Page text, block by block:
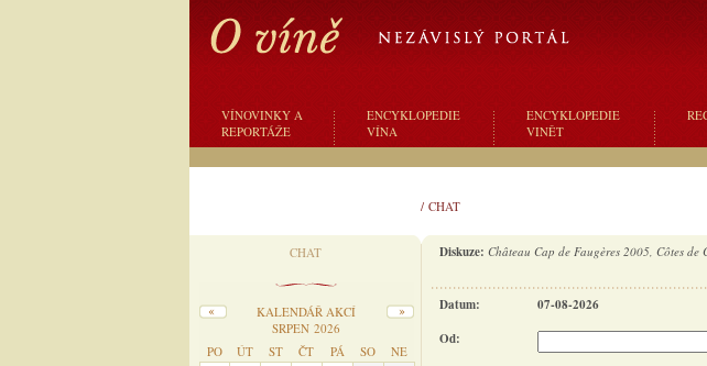
VÍNOVINKY A
REPORTÁŽE
ENCYKLOPEDIE
VÍNA
ENCYKLOPEDIE
VINĚT
/ CHAT
CHAT
KALENDÁŘ AKCÍ
SRPEN 2026
PO
ÚT ST ČT PÁ SO NE
Diskuze: Château Cap de Faugères 2005, Côtes
Datum:
07-08-2026
Od: